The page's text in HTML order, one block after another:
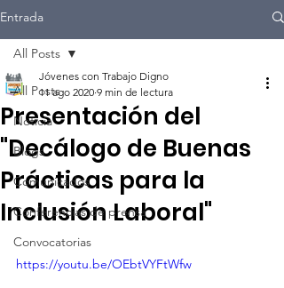
Entrada
All Posts
Noticia
Blogs
Comunicados
Conferencias de prensa
Convocatorias
All Posts
Presentación del
"Decálogo de Buenas
Prácticas para la
Inclusión Laboral"
Jóvenes con Trabajo Digno
11 ago 2020 9 min de lectura
https://youtu.be/OEbtVYFtWfw